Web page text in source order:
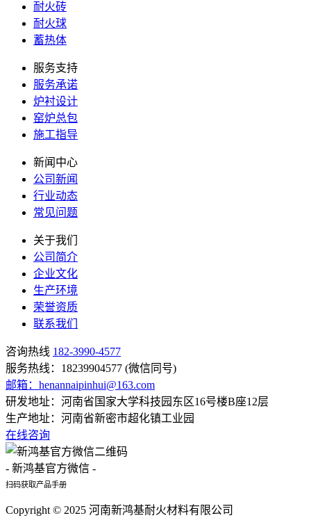
耐火砖
耐火球
蓄热体
服务支持
服务承诺
炉衬设计
窑炉总包
施工指导
新闻中心
公司新闻
行业动态
常见问题
关于我们
公司简介
企业文化
生产环境
荣誉资质
联系我们
咨询热线 182-3990-4577
服务热线：18239904577 (微信同号)
邮箱：henannaipinhui@163.com
研发地址：河南省国家大学科技园东区16号楼B座12层
生产地址：河南省新密市超化镇工业园
在线咨询
- 新鸿基官方微信 -
扫码获取产品手册
Copyright © 2025 河南新鸿基耐火材料有限公司